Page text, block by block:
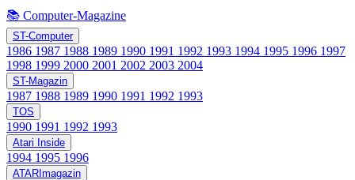
📚 Computer-Magazine
ST-Computer
1986 1987 1988 1989 1990 1991 1992 1993 1994 1995 1996 1997
1998 1999 2000 2001 2002 2003 2004
ST-Magazin
1987 1988 1989 1990 1991 1992 1993
TOS
1990 1991 1992 1993
Atari Inside
1994 1995 1996
ATARImagazin